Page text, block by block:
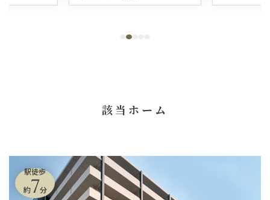
該当ホーム
駅徒歩
約7分